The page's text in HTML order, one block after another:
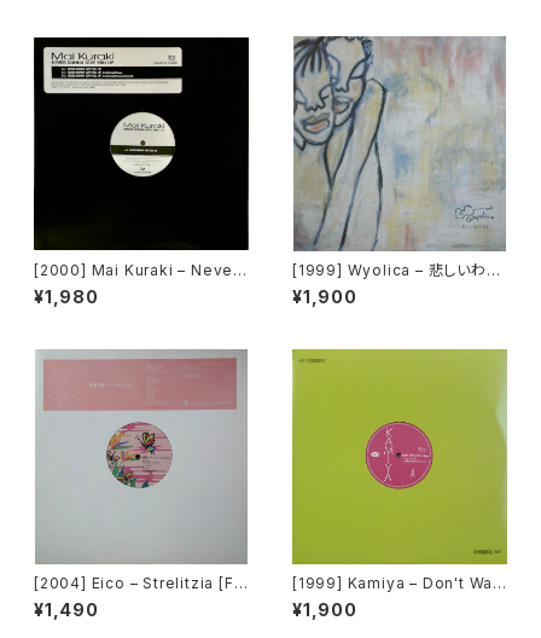
[2000] Mai Kuraki – Never
Gonna Give You Up [Tent
House]
¥1,980
[1999] Wyolica – 悲しいわが
まま [Brown Sugar]
¥1,900
[2004] Eico – Strelitzia [Fl
ower Records]
¥1,490
[1999] Kamiya – Don't Wan
na Fall In Love [Belo Recor
ds]
¥1,900